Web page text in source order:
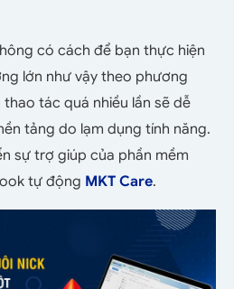
có cách để bạn thực hiện
lớn như vậy theo phương
tác quá nhiều lần sẽ dễ
tảng do lạm dụng tính năng.
sự trợ giúp của phần mềm
tự động MKT Care.